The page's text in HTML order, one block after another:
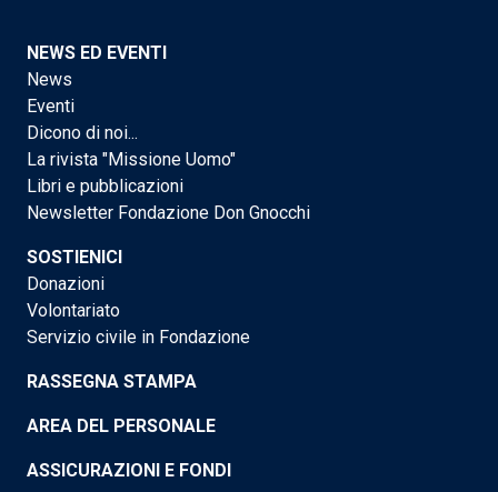
NEWS ED EVENTI
News
Eventi
Dicono di noi...
La rivista "Missione Uomo"
Libri e pubblicazioni
Newsletter Fondazione Don Gnocchi
SOSTIENICI
Donazioni
Volontariato
Servizio civile in Fondazione
RASSEGNA STAMPA
AREA DEL PERSONALE
ASSICURAZIONI E FONDI